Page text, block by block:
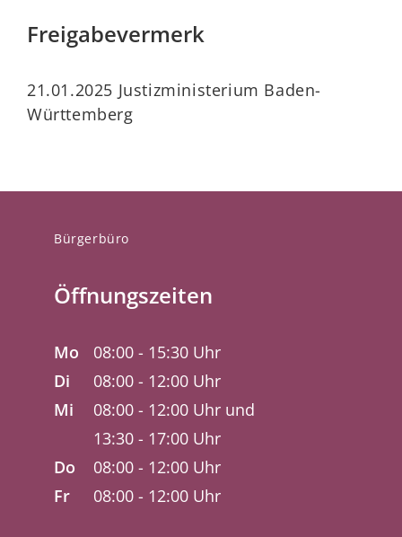
Freigabevermerk
21.01.2025 Justizministerium Baden-
Württemberg
Bürgerbüro
Öffnungszeiten
Mo
08:00 - 15:30 Uhr
Di
08:00 - 12:00 Uhr
Mi
08:00 - 12:00 Uhr und
13:30 - 17:00 Uhr
Do
08:00 - 12:00 Uhr
Fr
08:00 - 12:00 Uhr